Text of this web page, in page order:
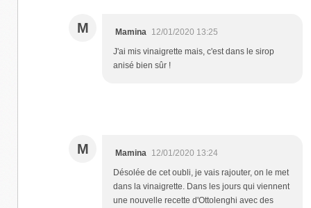
M Mamina
12/01/2020 13:25
J'ai mis vinaigrette mais, c'est dans le sirop
anisé bien sûr !
M Mamina
12/01/2020 13:24
Désolée de cet oubli, je vais rajouter, on le met
dans la vinaigrette. Dans les jours qui viennent
une nouvelle recette d'Ottolenghi avec des